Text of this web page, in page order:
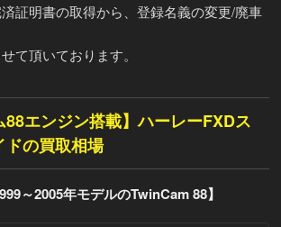
証明書の取得から、登録名義の変更/廃車
て頂いております。
88エンジン搭載】ハーレーFXDス
ドの買取相場
～2005年モデルのTwinCam 88】